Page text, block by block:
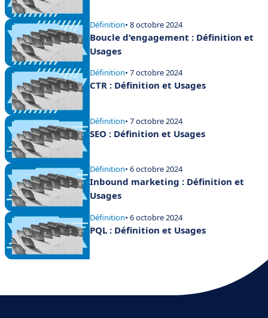
Définition• 8 octobre 2024
Boucle d'engagement : Définition et
Usages
Définition• 7 octobre 2024
CTR : Définition et Usages
Définition• 7 octobre 2024
SEO : Définition et Usages
Définition• 6 octobre 2024
Inbound marketing : Définition et
Usages
Définition• 6 octobre 2024
PQL : Définition et Usages